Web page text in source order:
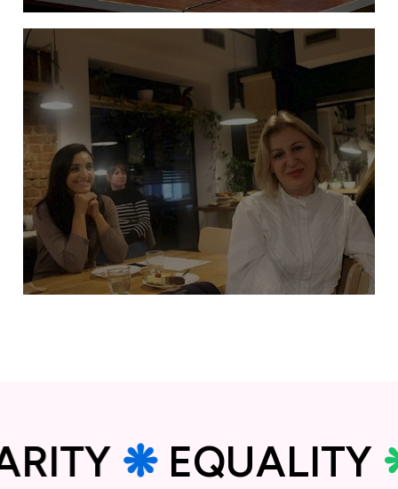
NGACMIMIT SEKSUAL NË ORGANET E
ADMINISTRATËS PUBLIKE NË REPUBLIKËN E
KOSOVËS
❋